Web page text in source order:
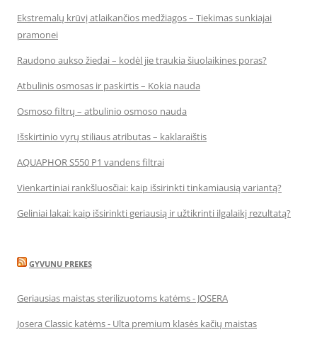
Ekstremalų krūvį atlaikančios medžiagos – Tiekimas sunkiajai
pramonei
Raudono aukso žiedai – kodėl jie traukia šiuolaikines poras?
Atbulinis osmosas ir paskirtis – Kokia nauda
Osmoso filtrų – atbulinio osmoso nauda
Išskirtinio vyrų stiliaus atributas – kaklaraištis
AQUAPHOR S550 P1 vandens filtrai
Vienkartiniai rankšluosčiai: kaip išsirinkti tinkamiausią variantą?
Geliniai lakai: kaip išsirinkti geriausią ir užtikrinti ilgalaikį rezultatą?
GYVUNU PREKES
Geriausias maistas sterilizuotoms katėms - JOSERA
Josera Classic katėms - Ulta premium klasės kačių maistas